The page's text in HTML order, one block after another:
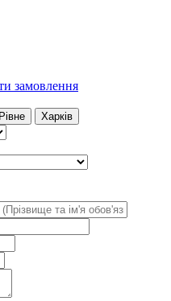
замовлення
Рівне Харків